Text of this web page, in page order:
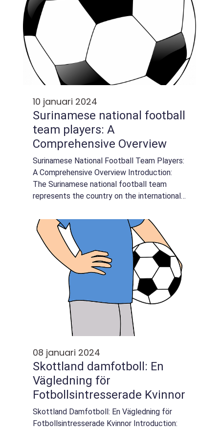
10 januari 2024
Surinamese national football
team players: A
Comprehensive Overview
Surinamese National Football Team Players:
A Comprehensive Overview Introduction:
The Surinamese national football team
represents the country on the international
decades. This article provides an in-depth
an...
08 januari 2024
Skottland damfotboll: En
Vägledning för
Fotbollsintresserade Kvinnor
Skottland Damfotboll: En Vägledning för
Fotbollsintresserade Kvinnor Introduction: